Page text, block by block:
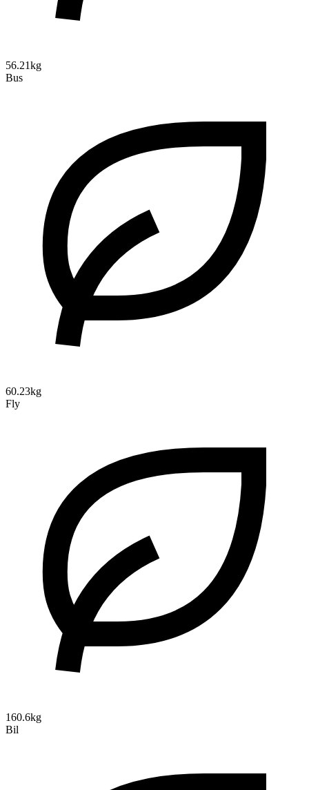
56.21kg
Bus
60.23kg
Fly
160.6kg
Bil